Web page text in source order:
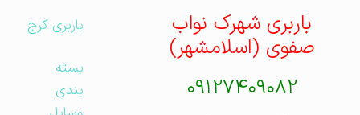
باربری شهرک نواب
صفوی (اسلامشهر)
۰۹۱۲۷۴۰۹۰۸۲
باربری کرج
بسته
بندی